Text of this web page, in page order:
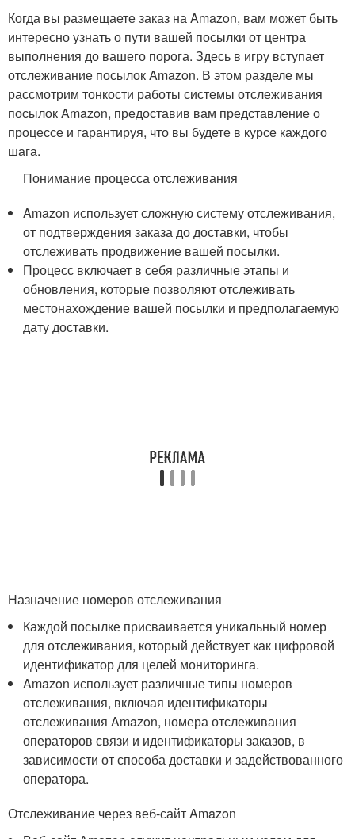
Когда вы размещаете заказ на Amazon, вам может быть
интересно узнать о пути вашей посылки от центра
выполнения до вашего порога. Здесь в игру вступает
отслеживание посылок Amazon. В этом разделе мы
рассмотрим тонкости работы системы отслеживания
посылок Amazon, предоставив вам представление о
процессе и гарантируя, что вы будете в курсе каждого
шага.
Понимание процесса отслеживания
Amazon использует сложную систему отслеживания,
от подтверждения заказа до доставки, чтобы
отслеживать продвижение вашей посылки.
Процесс включает в себя различные этапы и
обновления, которые позволяют отслеживать
местонахождение вашей посылки и предполагаемую
дату доставки.
Назначение номеров отслеживания
Каждой посылке присваивается уникальный номер
для отслеживания, который действует как цифровой
идентификатор для целей мониторинга.
Amazon использует различные типы номеров
отслеживания, включая идентификаторы
отслеживания Amazon, номера отслеживания
операторов связи и идентификаторы заказов, в
зависимости от способа доставки и задействованного
оператора.
Отслеживание через веб-сайт Amazon